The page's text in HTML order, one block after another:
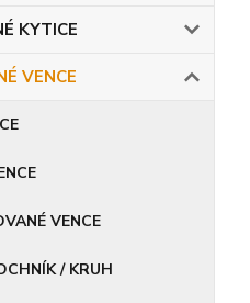
KYTICE
VENCE
VENCE
/ KRUH